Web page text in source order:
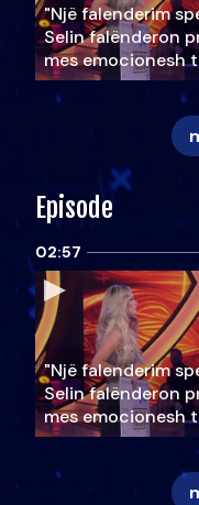
"Një falenderim
Selin falënderon
mes emocionesh
Episode
02:57
"Një falenderim
Selin falënderon
mes emocionesh